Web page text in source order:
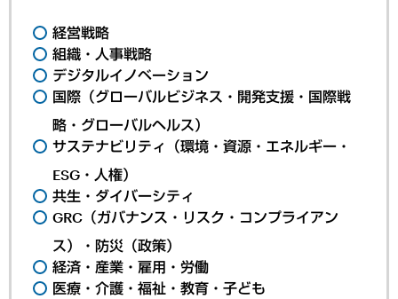
経営戦略
組織・人事戦略
デジタルイノベーション
国際（グローバルビジネス・開発支援・国際戦
略・グローバルヘルス）
サステナビリティ（環境・資源・エネルギー・
ESG・人権）
共生・ダイバーシティ
GRC（ガバナンス・リスク・コンプライアン
ス）・防災（政策）
経済・産業・雇用・労働
医療・介護・福祉・教育・子ども